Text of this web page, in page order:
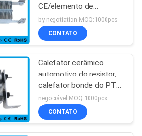
CE/elemento de
aquecimento para o
termostato do
aquecimento de
by negotiation MOQ:1000pcs
CONTATO
Calefator cerâmico
automotivo do resistor,
calefator bonde do PTC
do condicionamento de
ar do carro
negociável MOQ:1000pcs
CONTATO